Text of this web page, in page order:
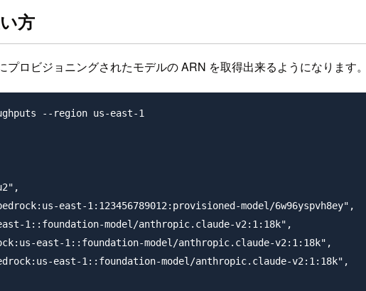
方
ロビジョニングされたモデルの ARN を取得出来るようになります
--region us-east-1
east-1:123456789012:provisioned-model/6w96yspvh8ey",
1::foundation-model/anthropic.claude-v2:1:18k",
east-1::foundation-model/anthropic.claude-v2:1:18k",
east-1::foundation-model/anthropic.claude-v2:1:18k",